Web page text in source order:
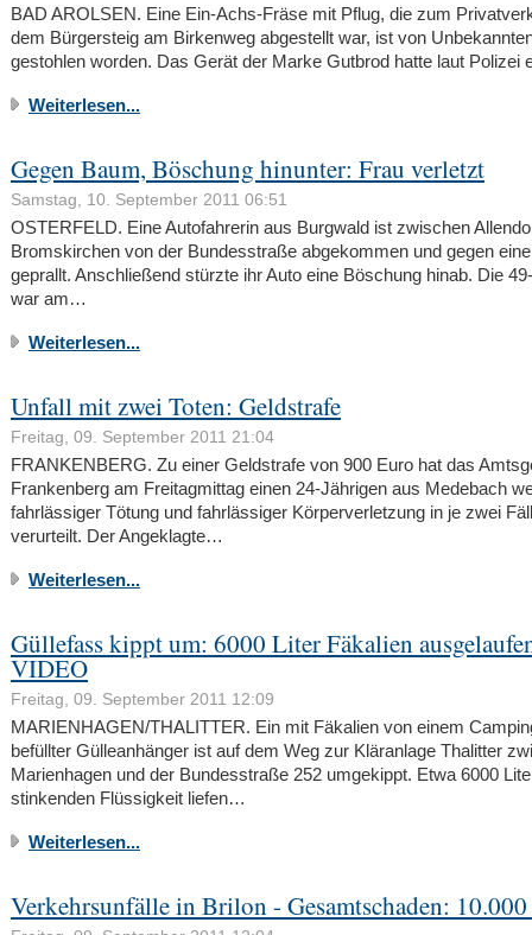
BAD AROLSEN. Eine Ein-Achs-Fräse mit Pflug, die zum
dem Bürgersteig am Birkenweg abgestellt war, ist von
gestohlen worden. Das Gerät der Marke Gutbrod hatte laut Polizei
Weiterlesen...
Gegen Baum, Böschung hinunter: Frau verletzt
Samstag, 10. September 2011 06:51
OSTERFELD. Eine Autofahrerin aus Burgwald ist zwischen
Bromskirchen von der Bundesstraße abgekommen und gegen
geprallt. Anschließend stürzte ihr Auto eine Böschung hinab. Die
war am…
Weiterlesen...
Unfall mit zwei Toten: Geldstrafe
Freitag, 09. September 2011 21:04
FRANKENBERG. Zu einer Geldstrafe von 900 Euro hat das
Frankenberg am Freitagmittag einen 24-Jährigen aus Medebach
fahrlässiger Tötung und fahrlässiger Körperverletzung in je zwei
verurteilt. Der Angeklagte…
Weiterlesen...
Güllefass kippt um: 6000 Liter Fäkalien
VIDEO
Freitag, 09. September 2011 12:09
MARIENHAGEN/THALITTER. Ein mit Fäkalien von einem
befüllter Gülleanhänger ist auf dem Weg zur Kläranlage Thalitter
Marienhagen und der Bundesstraße 252 umgekippt. Etwa 6000
stinkenden Flüssigkeit liefen…
Weiterlesen...
Verkehrsunfälle in Brilon - Gesamtschaden: